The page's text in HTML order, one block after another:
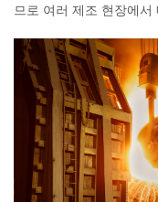
므로 여러 제조 현장에